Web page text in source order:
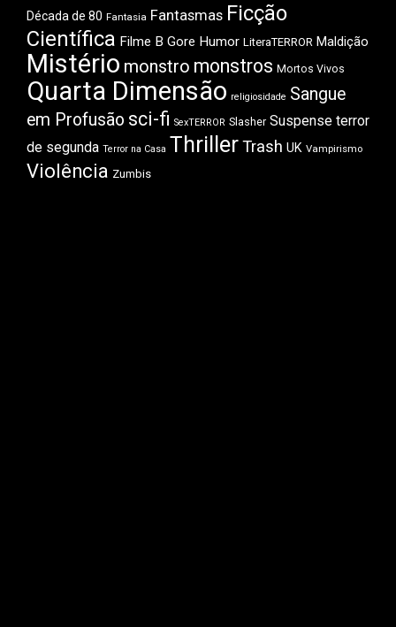
Década de 80 Fantasia Fantasmas Ficção
Científica Filme B Gore Humor LiteraTERROR Maldição
Mistério monstro monstros Mortos Vivos
Quarta Dimensão religiosidade Sangue
em Profusão sci-fi SexTERROR Slasher Suspense terror
de segunda Terror na Casa ThrillerTrash UK Vampirismo
Violência Zumbis